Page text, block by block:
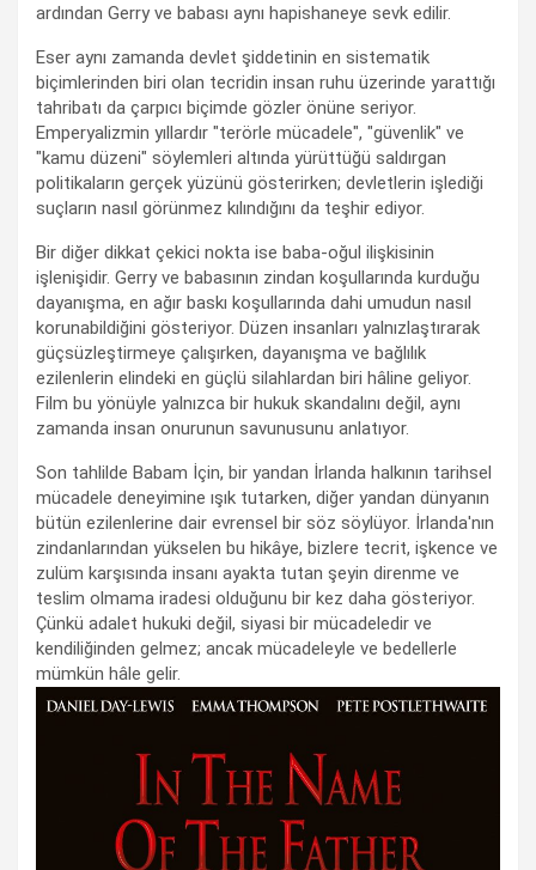
ardından Gerry ve babası aynı hapishaneye sevk edilir.
Eser aynı zamanda devlet şiddetinin en sistematik
biçimlerinden biri olan tecridin insan ruhu üzerinde yarattığı
tahribatı da çarpıcı biçimde gözler önüne seriyor.
Emperyalizmin yıllardır "terörle mücadele", "güvenlik" ve
"kamu düzeni" söylemleri altında yürüttüğü saldırgan
politikaların gerçek yüzünü gösterirken; devletlerin işlediği
suçların nasıl görünmez kılındığını da teşhir ediyor.
Bir diğer dikkat çekici nokta ise baba-oğul ilişkisinin
işlenişidir. Gerry ve babasının zindan koşullarında kurduğu
dayanışma, en ağır baskı koşullarında dahi umudun nasıl
korunabildiğini gösteriyor. Düzen insanları yalnızlaştırarak
güçsüzleştirmeye çalışırken, dayanışma ve bağlılık
ezilenlerin elindeki en güçlü silahlardan biri hâline geliyor.
Film bu yönüyle yalnızca bir hukuk skandalını değil, aynı
zamanda insan onurunun savunusunu anlatıyor.
Son tahlilde Babam İçin, bir yandan İrlanda halkının tarihsel
mücadele deneyimine ışık tutarken, diğer yandan dünyanın
bütün ezilenlerine dair evrensel bir söz söylüyor. İrlanda'nın
zindanlarından yükselen bu hikâye, bizlere tecrit, işkence ve
zulüm karşısında insanı ayakta tutan şeyin direnme ve
teslim olmama iradesi olduğunu bir kez daha gösteriyor.
Çünkü adalet hukuki değil, siyasi bir mücadeledir ve
kendiliğinden gelmez; ancak mücadeleyle ve bedellerle
mümkün hâle gelir.